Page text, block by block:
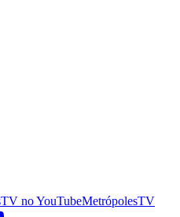
noYouTubeMetrópolesTV